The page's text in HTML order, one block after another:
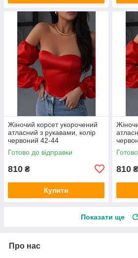
Жіночий корсет укорочений
атласний з рукавами, колір
червоний 42-44
Готово до відправки
810 ₴
Купити
810 ₴
Показати ще
Про нас